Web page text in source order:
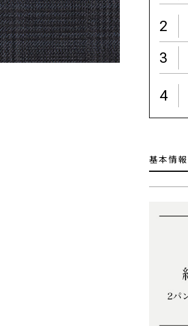
2
3
4
基本情報